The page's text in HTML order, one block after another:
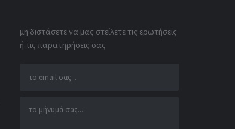
μη διστάσετε να μας στείλετε τις ερωτήσεις
ή τις παρατηρήσεις σας